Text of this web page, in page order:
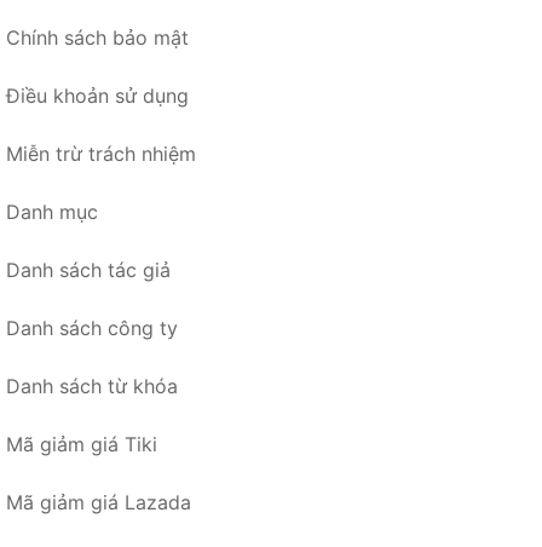
Chính sách bảo mật
Điều khoản sử dụng
Miễn trừ trách nhiệm
Danh mục
Danh sách tác giả
Danh sách công ty
Danh sách từ khóa
Mã giảm giá Tiki
Mã giảm giá Lazada